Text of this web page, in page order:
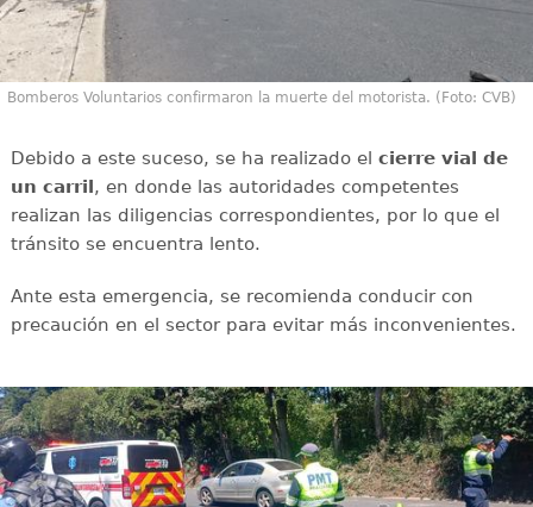
Bomberos Voluntarios confirmaron la muerte del motorista. (Foto: CVB)
Debido a este suceso, se ha realizado el cierre vial de
un carril, en donde las autoridades competentes
realizan las diligencias correspondientes, por lo que el
tránsito se encuentra lento.
Ante esta emergencia, se recomienda conducir con
precaución en el sector para evitar más inconvenientes.